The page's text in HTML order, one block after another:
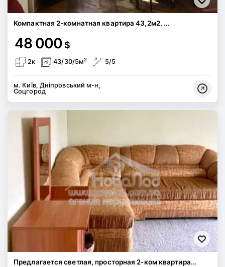
Компактная 2-комнатная квартира 43,2м2, ...
48 000 $
2к 43/30/5м2 5/5
м. Київ, Дніпровський м-н,
Соцгород
Предлагается светлая, просторная 2-ком квартира...